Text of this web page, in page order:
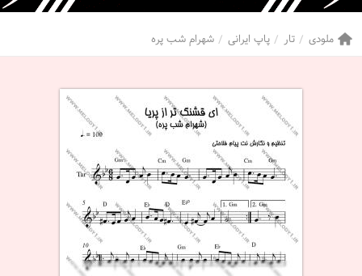
ملودی تار پاپ ایرانی شهرام شب پره